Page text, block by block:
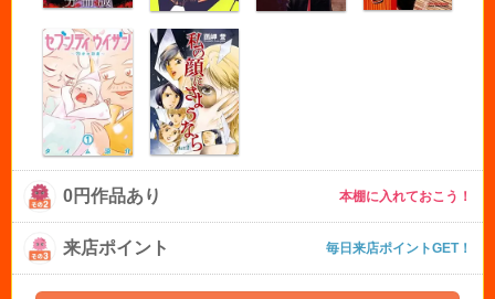
0円作品あり 本棚に入れておこう！
来店ポイント 毎日来店ポイントGET！